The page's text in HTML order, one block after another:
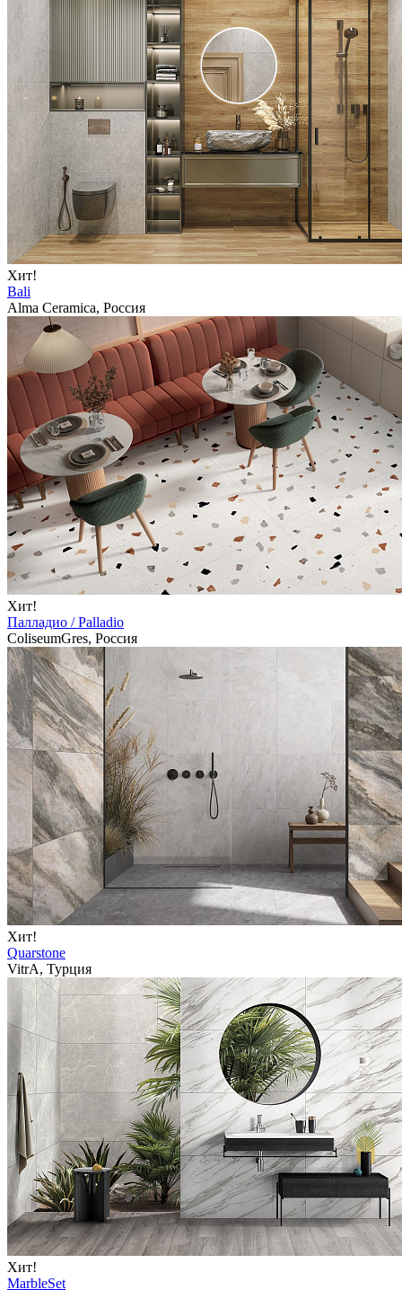
Хит!
Bali
Alma Ceramica, Россия
Хит!
Палладио / Palladio
ColiseumGres, Россия
Хит!
Quarstone
VitrA, Турция
Хит!
MarbleSet